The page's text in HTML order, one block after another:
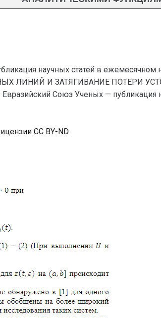
научных статей в ежемесячном
ЛИНИЙ И ЗАТЯГИВАНИЕ ПОТЕРИ
Союз Ученых — публикация
CC BY-ND